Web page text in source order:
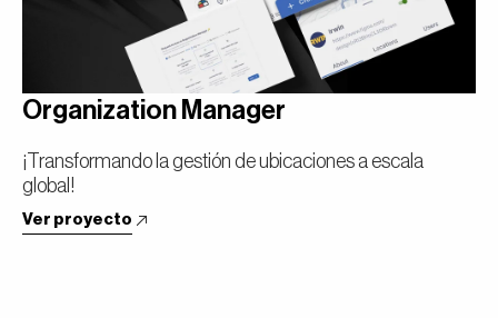
Organization Manager
¡Transformando la gestión de ubicaciones a escala
global!
Ver proyecto